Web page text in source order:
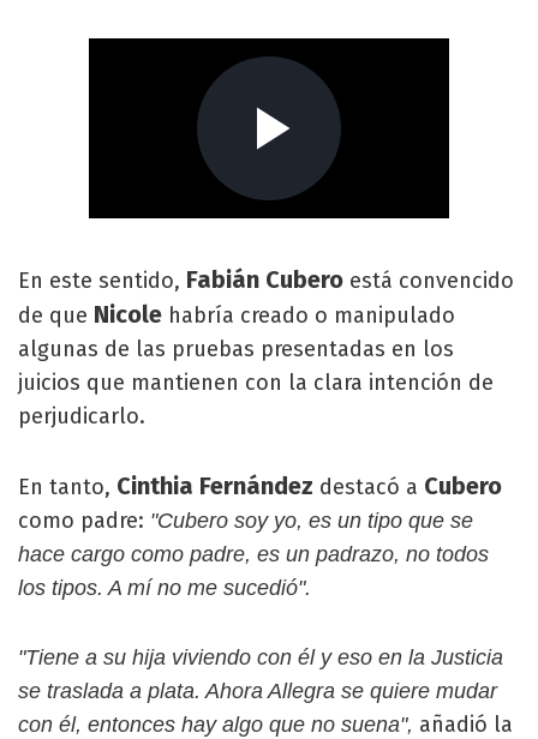
En este sentido, Fabián Cubero está convencido
de que Nicole habría creado o manipulado
algunas de las pruebas presentadas en los
juicios que mantienen con la clara intención de
perjudicarlo.
En tanto, Cinthia Fernández destacó a Cubero
como padre: "Cubero soy yo, es un tipo que se
hace cargo como padre, es un padrazo, no todos
los tipos. A mí no me sucedió".
"Tiene a su hija viviendo con él y eso en la Justicia
se traslada a plata. Ahora Allegra se quiere mudar
con él, entonces hay algo que no suena", añadió la